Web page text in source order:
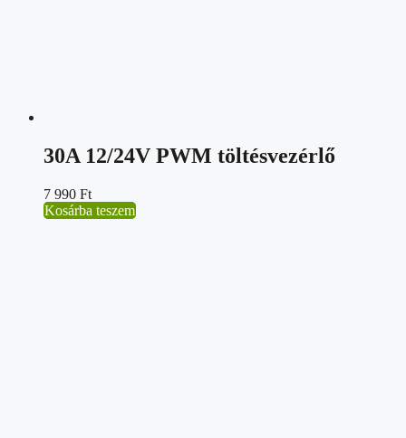
30A 12/24V PWM töltésvezérlő
7 990 Ft
Kosárba teszem